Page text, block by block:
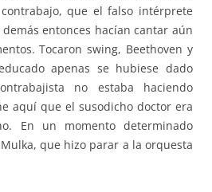
que el falso intérprete
entonces hacían cantar aún
Tocaron swing, Beethoven y
apenas se hubiese dado
no estaba haciendo
aquí que el susodicho doctor era
En un momento determinado
que hizo parar a la orquesta